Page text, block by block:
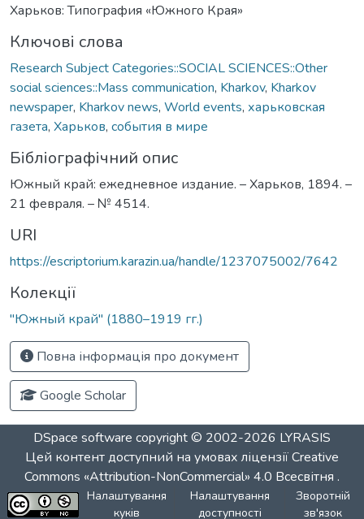
Харьков: Типография «Южного Края»
Ключові слова
Research Subject Categories::SOCIAL SCIENCES::Other
social sciences::Mass communication, Kharkov, Kharkov
newspaper, Kharkov news, World events, харьковская
газета, Харьков, события в мире
Бібліографічний опис
Южный край: ежедневное издание. – Харьков, 1894. –
21 февраля. – № 4514.
URI
https://escriptorium.karazin.ua/handle/1237075002/7642
Колекції
"Южный край" (1880–1919 гг.)
Повна інформація про документ
Google Scholar
DSpace software copyright © 2002-2026 LYRASIS
Цей контент доступний на умовах ліцензіїCreative
Commons «Attribution-NonCommercial» 4.0 Всесвітня .
Налаштування
куків
Налаштування
доступності
Зворотній
зв'язок